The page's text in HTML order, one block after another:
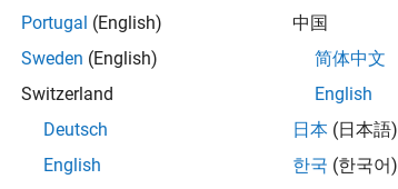
Portugal (English)
Sweden (English)
Switzerland
Deutsch
English
中国
简体中文
English
日本 (日本語)
한국 (한국어)